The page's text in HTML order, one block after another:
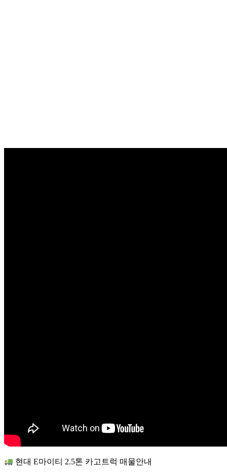
현대 E마이티 2.5톤 카고트럭 매물안내